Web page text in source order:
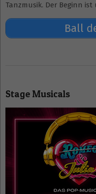
Tanzmusik. Der Beginn ist
Ball
01
Stage Musicals